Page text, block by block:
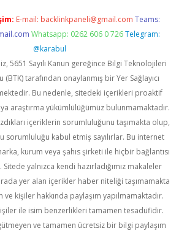
E-mail: backlinkpaneli@gmail.com Teams:
Whatsapp: 0262 606 0 726 Telegram:
@karabul
5651 Sayılı Kanun gereğince Bilgi Teknolojileri
tarafından onaylanmış bir Yer Sağlayıcı
Bu nedenle, sitedeki içerikleri proaktif
araştırma yükümlülüğümüz bulunmamaktadır.
içeriklerin sorumluluğunu taşımakta olup,
sorumluluğu kabul etmiş sayılırlar. Bu internet
kurum veya şahıs şirketi ile hiçbir bağlantısı
yalnızca kendi hazırladığımız makaleler
yer alan içerikler haber niteliği taşımamakta
kişiler hakkında paylaşım yapılmamaktadır.
ile isim benzerlikleri tamamen tesadüfidir.
ve tamamen ücretsiz bir bilgi paylaşım